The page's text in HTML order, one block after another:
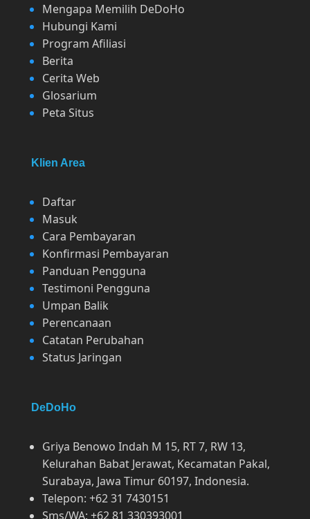
Mengapa Memilih DeDoHo
Hubungi Kami
Program Afiliasi
Berita
Cerita Web
Glosarium
Peta Situs
Klien Area
Daftar
Masuk
Cara Pembayaran
Konfirmasi Pembayaran
Panduan Pengguna
Testimoni Pengguna
Umpan Balik
Perencanaan
Catatan Perubahan
Status Jaringan
DeDoHo
Griya Benowo Indah M 15, RT 7, RW 13,
Kelurahan Babat Jerawat, Kecamatan Pakal,
Surabaya, Jawa Timur 60197, Indonesia.
Telepon: +62 31 7430151
Sms/WA: +62 81 330393001